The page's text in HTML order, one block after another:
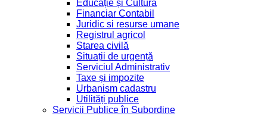
Educație și Cultură
Financiar Contabil
Juridic si resurse umane
Registrul agricol
Starea civilă
Situații de urgență
Serviciul Administrativ
Taxe și impozite
Urbanism cadastru
Utilități publice
Servicii Publice în Subordine